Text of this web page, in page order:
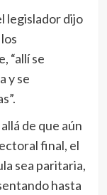
legislador dijo
“allí se
y se
de que aún
final, el
sea paritaria,
hasta